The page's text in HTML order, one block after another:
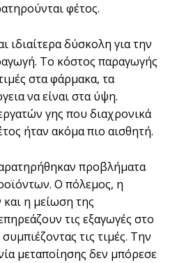
φέτος.
ιδιαίτερα δύσκολη για την
Το κόστος παραγωγής
στα φάρμακα, τα
να είναι στα ύψη.
γης που διαχρονικά
ήταν ακόμα πιο αισθητή.
προβλήματα
Ο πόλεμος, η
η μείωση της
τις εξαγωγές στο
τις τιμές. Την
μεταποίησης δεν μπόρεσε